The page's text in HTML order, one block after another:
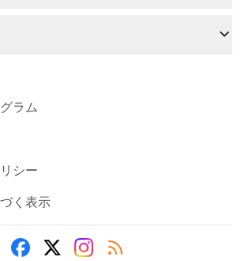
ラム
シー
く表示